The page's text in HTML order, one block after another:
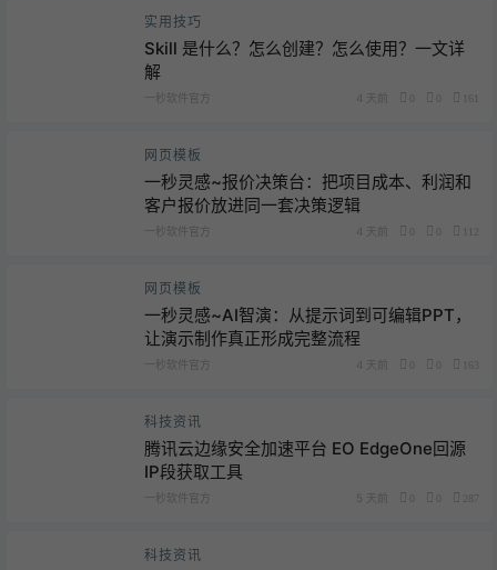
实用技巧
Skill 是什么？怎么创建？怎么使用？一文详
解
一秒软件官方 161
网页模板
一秒灵感~报价决策台：把项目成本、利润和
客户报价放进同一套决策逻辑
一秒软件官方 112
网页模板
一秒灵感~AI智演：从提示词到可编辑PPT，
让演示制作真正形成完整流程
一秒软件官方 163
科技资讯
腾讯云边缘安全加速平台 EO EdgeOne回源
IP段获取工具
一秒软件官方 5 天前
科技资讯